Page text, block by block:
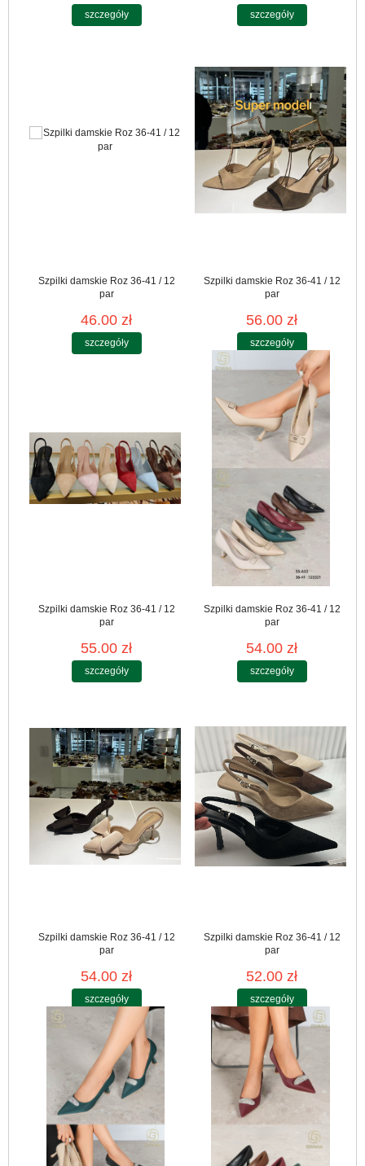
szczegóły szczegóły
Szpilki damskie Roz 36-41 / 12
par
46.00 zł
szczegóły
Szpilki damskie Roz 36-41 / 12
par
56.00 zł
szczegóły
Szpilki damskie Roz 36-41 / 12
par
55.00 zł
szczegóły
Szpilki damskie Roz 36-41 / 12
par
54.00 zł
szczegóły
Szpilki damskie Roz 36-41 / 12
par
54.00 zł
szczegóły
Szpilki damskie Roz 36-41 / 12
par
52.00 zł
szczegóły